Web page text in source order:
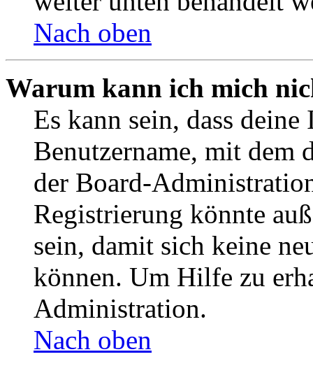
Nach oben
Warum kann ich mich
Es kann sein, dass
Benutzername, mit dem
der Board-
Registrierung könnte
sein, damit sich keine
können. Um Hilfe zu
Administration.
Nach oben